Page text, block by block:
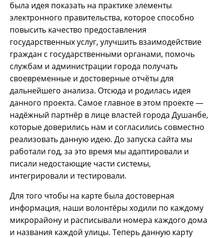
была идея показать на практике элементы
электронного правительства, которое способно
повысить качество предоставления
государственных услуг, улучшить взаимодействие
граждан с государственными органами, помочь
службам и администрации города получать
своевременные и достоверные отчёты для
дальнейшего анализа. Отсюда и родилась идея
данного проекта. Самое главное в этом проекте —
надёжный партнёр в лице властей города Душанбе,
которые доверились нам и согласились совместно
реализовать данную идею. До запуска сайта мы
работали год, за это время мы адаптировали и
писали недостающие части системы,
интегрировали и тестировали.
Для того чтобы на карте была достоверная
информация, наши волонтёры ходили по каждому
микрорайону и расписывали номера каждого дома
и названия каждой улицы. Теперь данную карту